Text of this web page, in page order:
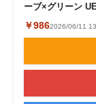
ーブ×グリーン
￥9862026/06/11